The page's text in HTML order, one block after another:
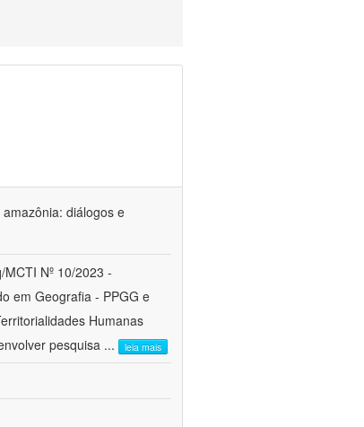
diálogos e
Nº 10/2023 -
em Geografia - PPGG e
Humanas 
pesquisa ... leia mais